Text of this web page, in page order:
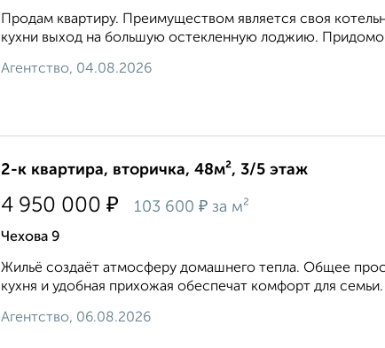
Продам квартиру. Преимуществом является своя
кухни выход на большую остекленную лоджию.
Агентство, 04.08.2026
2-к квартира, вторичка, 48м², 3/5 этаж
4 950 000 ₽ 103 600 ₽ за м²
Чехова 9
Жильё создаёт атмосферу домашнего тепла. Общее
кухня и удобная прихожая обеспечат комфорт для
Агентство, 06.08.2026